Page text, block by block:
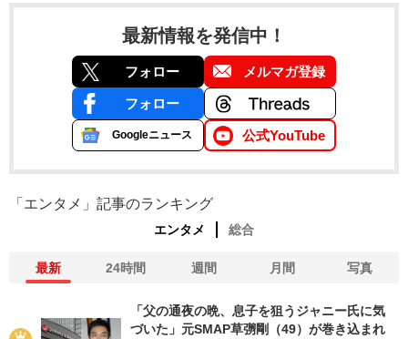
最新情報を発信中！
フォロー メルマガ登録
フォロー
Googleニュース 公式YouTube
「エンタメ」記事のランキング
エンタメ 総合
最新 24時間 週間 月間 写真
「父の通夜の晩、息子を狙うジャニー氏に気
づいた」元SMAP草彅剛（49）が巻き込まれ